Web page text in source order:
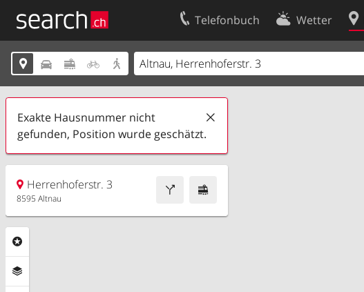
Telefonbuch Wetter
    
Exakte Hausnummer nicht
gefunden, Position wurde geschätzt.
Herrenhoferstr. 3
8595 Altnau
Ihr Eintrag
Kundencenter Geschäftskunden
Kontakt
Nutzungsbedingungen